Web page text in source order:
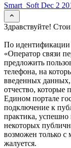
Smart_Soft Dec 2
Здравствуйте!
По идентификации
«Оператор связи
предложить
телефона, на
введенных
отчество, которые
Едином портале
подключение к
практика,
некоторых
возможен только
жалуется.